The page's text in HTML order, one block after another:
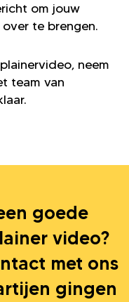
om jouw
te brengen.
neem
team van
goede
video?
met ons
gingen